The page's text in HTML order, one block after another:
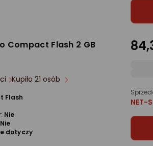
Compact Flash 2 GB
Kupiło 21 osób
Flash
Nie
Nie
dotyczy
NET-S